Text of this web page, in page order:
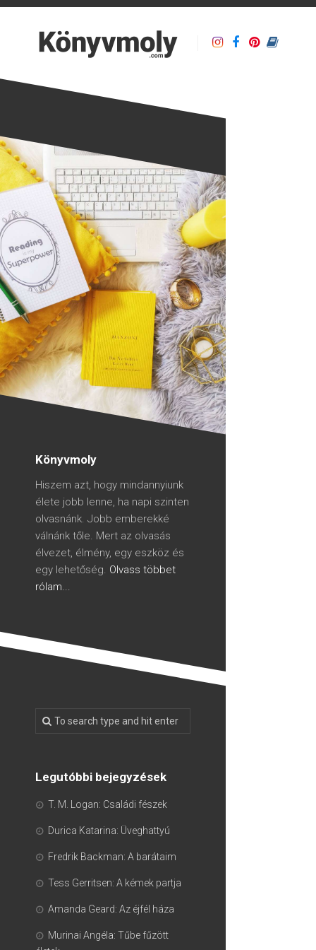
Könyvmoly
Hiszem azt, hogy mindannyiunk
élete jobb lenne, ha napi szinten
olvasnánk. Jobb emberekké
válnánk tőle. Mert az olvasás
élvezet, élmény, egy eszköz és
egy lehetőség. Olvass többet
rólam...
Legutóbbi bejegyzések
T. M. Logan: Családi fészek
Durica Katarina: Üveghattyú
Fredrik Backman: A barátaim
Tess Gerritsen: A kémek partja
Amanda Geard: Az éjfél háza
Murinai Angéla: Tűbe fűzött